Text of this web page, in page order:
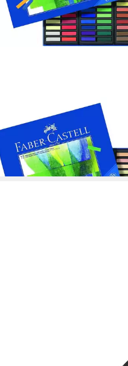
Maltuch Softpastellkreide Creative
Studion Mini 72 Farben sortiert im
Kartonet
ab 27,64 €
lieferbar - in 6-8 Werktagen bei dir